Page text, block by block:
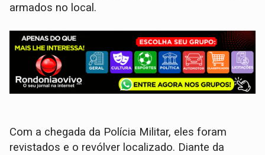
armados no local.
Com a chegada da Polícia Militar, eles foram
revistados e o revólver localizado. Diante da